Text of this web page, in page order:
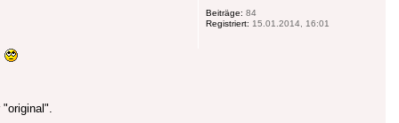
Beiträge: 84
Registriert: 15.01.2014, 16:01